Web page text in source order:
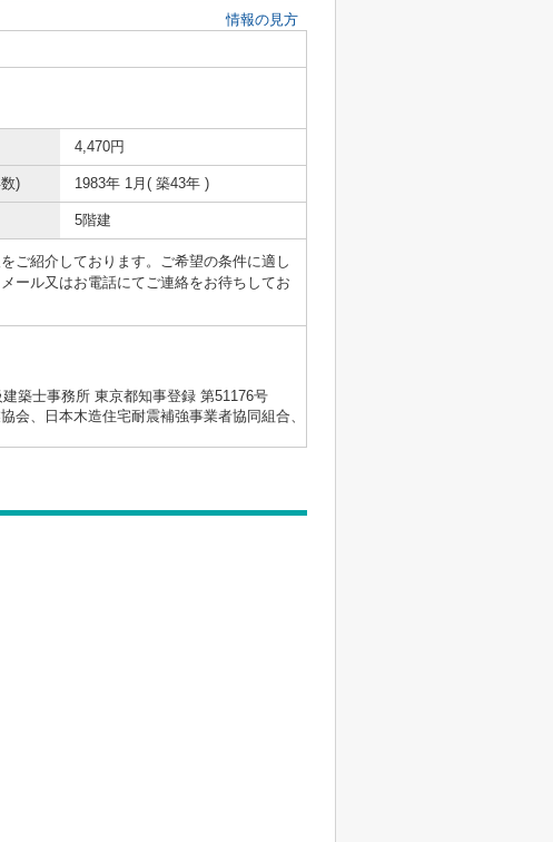
情報の見方
4,470円
) 1983年 1月( 築43年 )
5階建
ご紹介しております。ご希望の条件に適し
ール又はお電話にてご連絡をお待ちしてお
築士事務所 東京都知事登録 第51176号
会、日本木造住宅耐震補強事業者協同組合、